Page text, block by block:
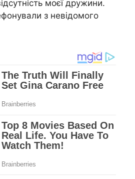
моєї дружини.
з невідомого